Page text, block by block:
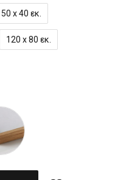
50 x 40 εκ.
120 x 80 εκ.